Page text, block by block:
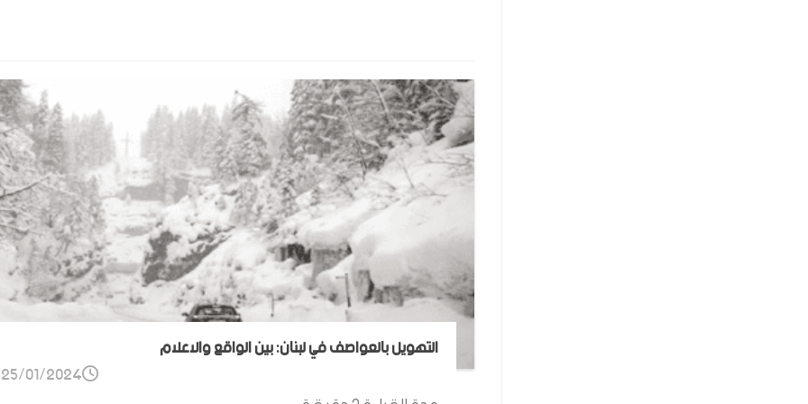
التهويل بالعواصف في لبنان: بين الواقع والاعلام
25/01/2024